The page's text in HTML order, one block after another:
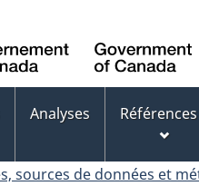
Analyses Références
sources de données et